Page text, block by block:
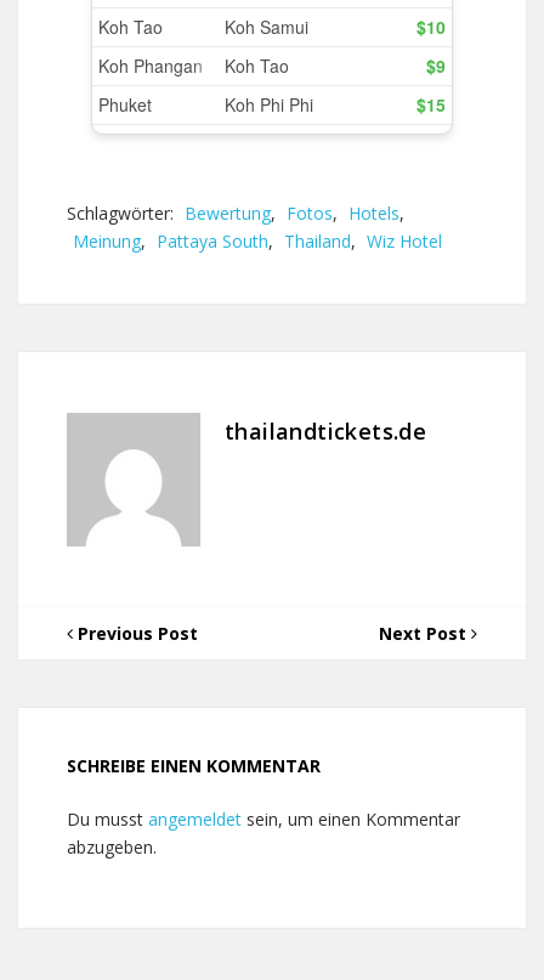
Schlagwörter: Bewertung, Fotos, Hotels,
Meinung, Pattaya South, Thailand, Wiz Hotel
thailandtickets.de
Previous Post Next Post
SCHREIBE EINEN KOMMENTAR
Du musst angemeldet sein, um einen Kommentar
abzugeben.